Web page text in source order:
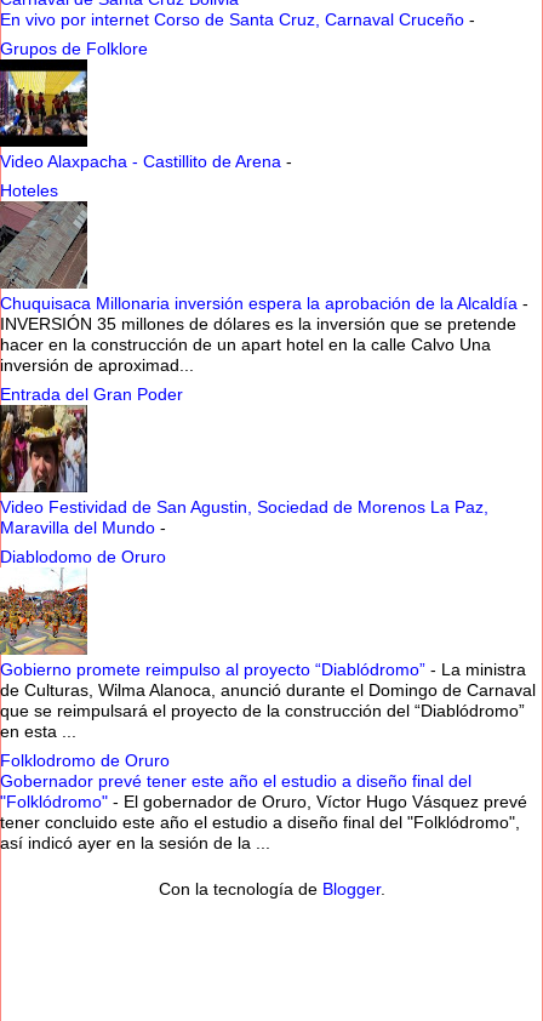
En vivo por internet Corso de Santa Cruz, Carnaval Cruceño -
Grupos de Folklore
Video Alaxpacha - Castillito de Arena -
Hoteles
Chuquisaca Millonaria inversión espera la aprobación de la Alcaldía -
INVERSIÓN 35 millones de dólares es la inversión que se pretende
hacer en la construcción de un apart hotel en la calle Calvo Una
inversión de aproximad...
Entrada del Gran Poder
Video Festividad de San Agustin, Sociedad de Morenos La Paz,
Maravilla del Mundo -
Diablodomo de Oruro
Gobierno promete reimpulso al proyecto “Diablódromo” - La ministra
de Culturas, Wilma Alanoca, anunció durante el Domingo de Carnaval
que se reimpulsará el proyecto de la construcción del “Diablódromo”
en esta ...
Folklodromo de Oruro
Gobernador prevé tener este año el estudio a diseño final del
"Folklódromo" - El gobernador de Oruro, Víctor Hugo Vásquez prevé
tener concluido este año el estudio a diseño final del "Folklódromo",
así indicó ayer en la sesión de la ...
Con la tecnología de Blogger.